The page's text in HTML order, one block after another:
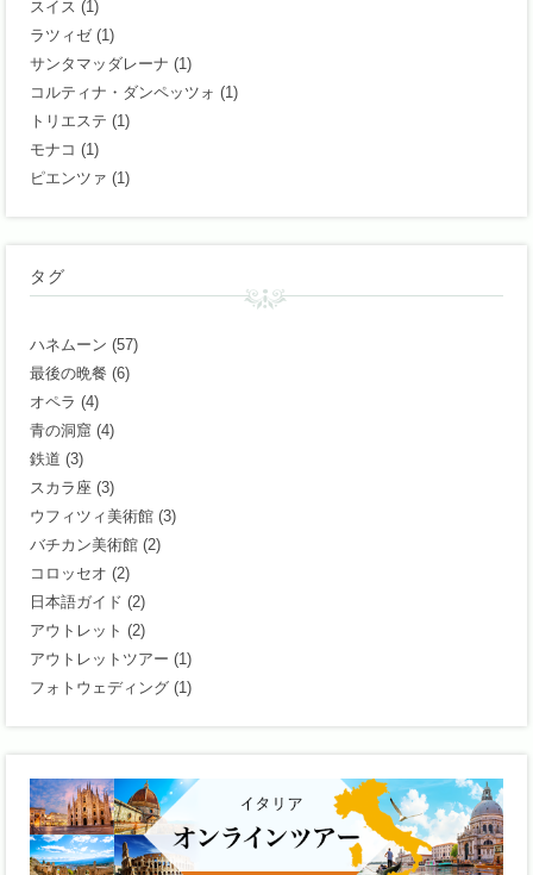
スイス (1)
ラツィゼ (1)
サンタマッダレーナ (1)
コルティナ・ダンペッツォ (1)
トリエステ (1)
モナコ (1)
ピエンツァ (1)
タグ
ハネムーン (57)
最後の晩餐 (6)
オペラ (4)
青の洞窟 (4)
鉄道 (3)
スカラ座 (3)
ウフィツィ美術館 (3)
バチカン美術館 (2)
コロッセオ (2)
日本語ガイド (2)
アウトレット (2)
アウトレットツアー (1)
フォトウェディング (1)